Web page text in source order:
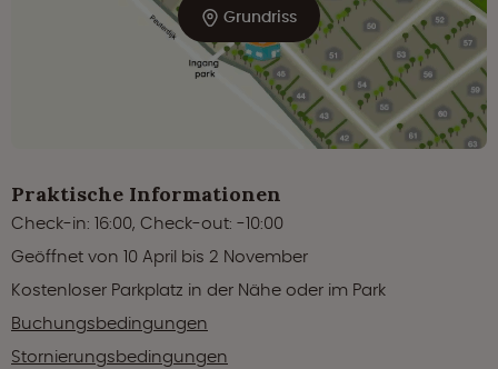
Grundriss
Praktische Informationen
Check-in: 16:00, Check-out: -10:00
Geöffnet von 10 April bis 2 November
Kostenloser Parkplatz in der Nähe oder im Park
Buchungsbedingungen
Stornierungsbedingungen